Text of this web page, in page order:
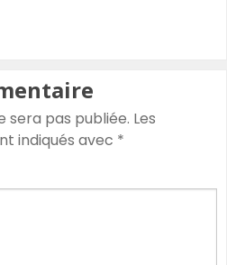
sera pas publiée. Les
indiqués avec *